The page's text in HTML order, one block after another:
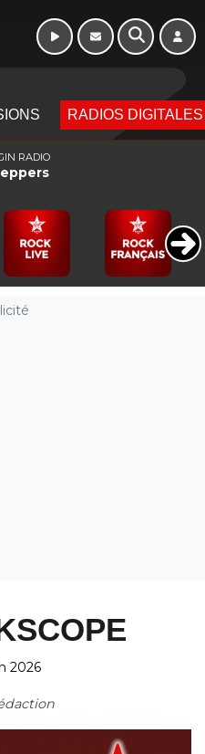
RADIOS DIGITALES
2026
RADIO
Week-end de 16h
à 20h